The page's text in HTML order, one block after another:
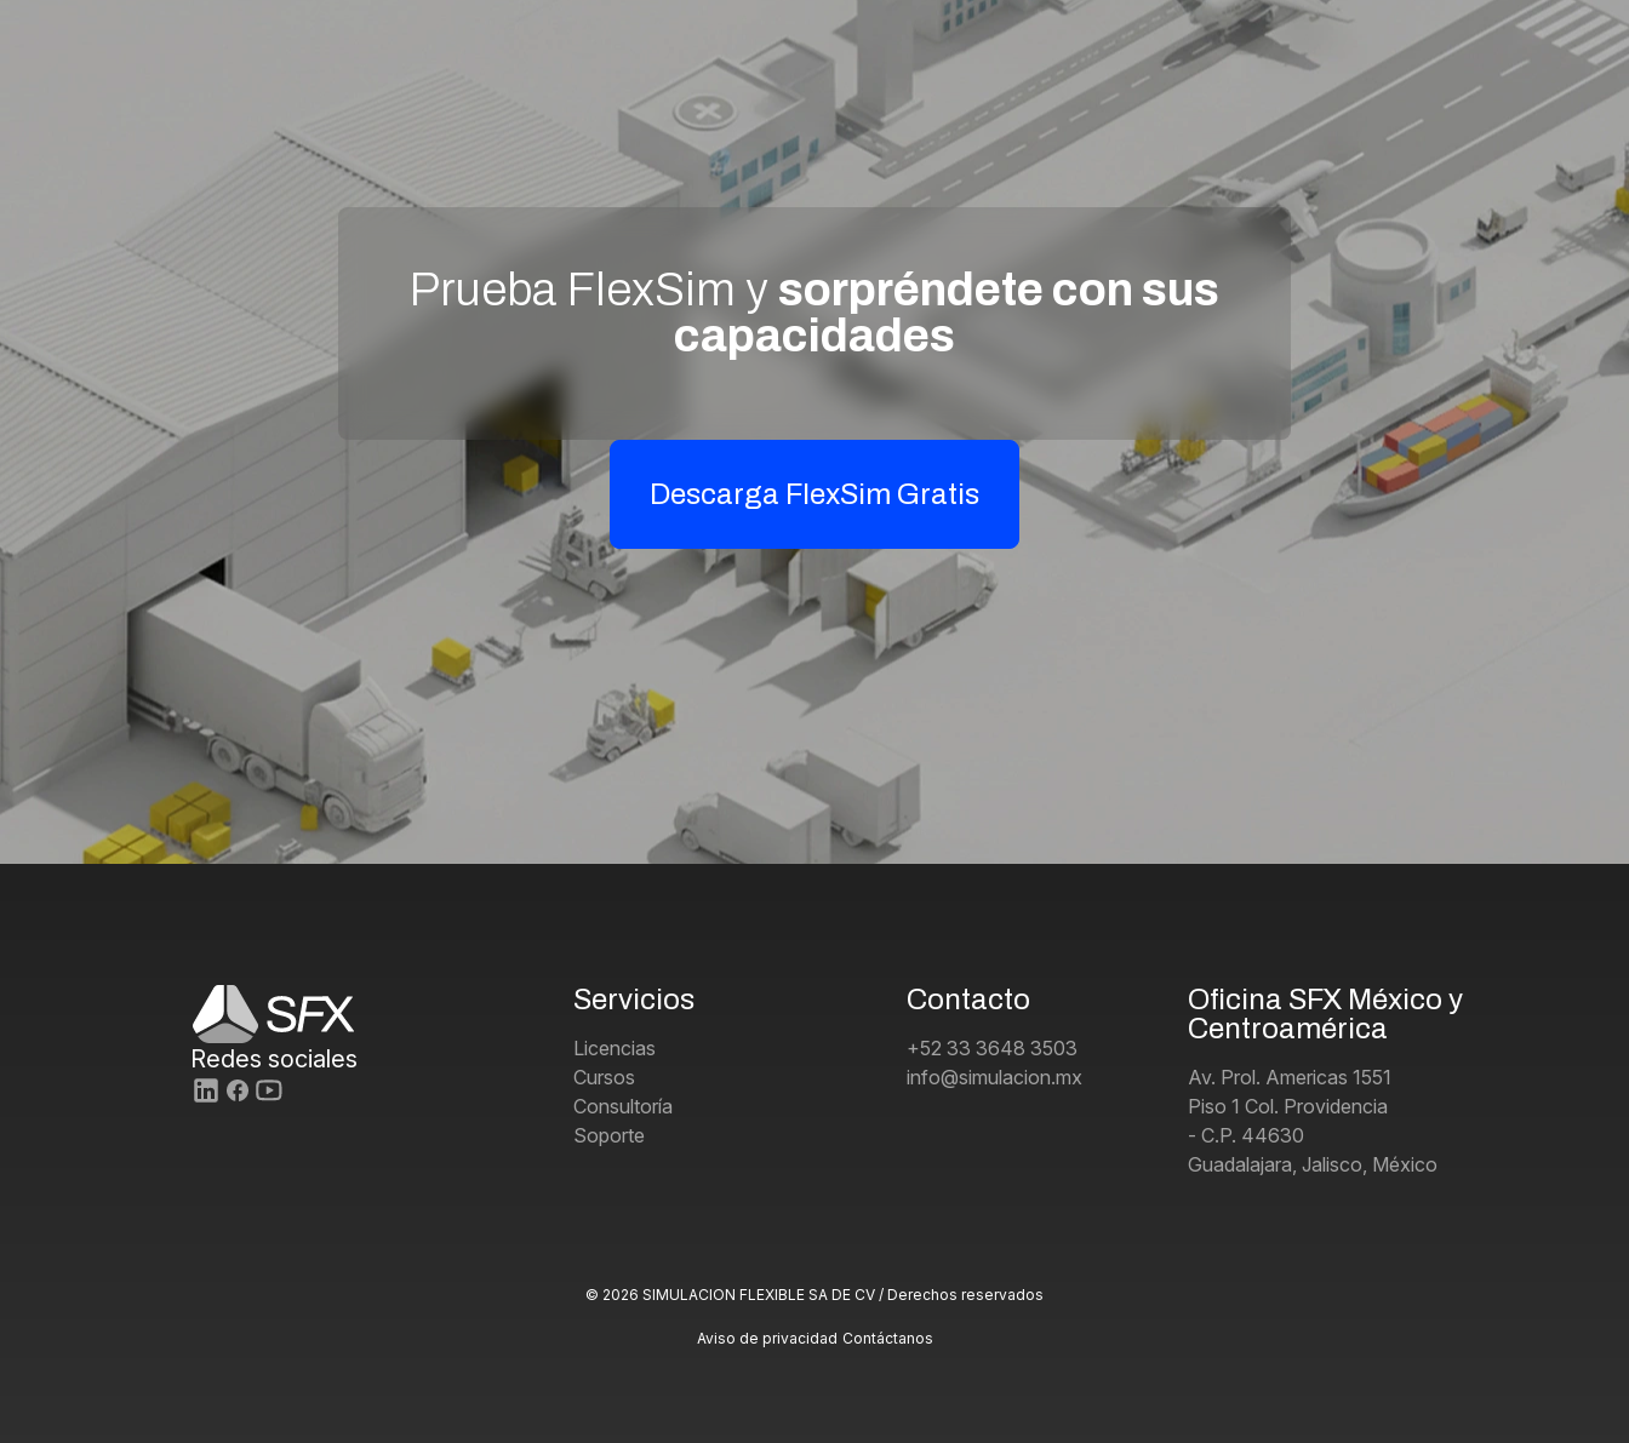
Prueba FlexSim y sorpréndete con sus
capacidades
Descarga FlexSim Gratis
Redes sociales
Servicios
Licencias
Cursos
Consultoría
Soporte
Contacto
+52 33 3648 3503
info@simulacion.mx
Oficina SFX ​México y
Centroamérica
Av. Prol. Americas 1551
Piso 1 Col. Providencia
- C.P. 44630
Guadalajara, Jalisco, México
© 2026 SIMULACION FLEXIBLE SA DE CV / Derechos reservados
Aviso de privacidad Contáctanos